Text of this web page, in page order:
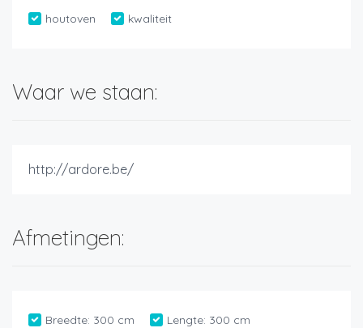
houtoven
kwaliteit
Waar we staan:
http://ardore.be/
Afmetingen:
Breedte: 300 cm Lengte: 300 cm